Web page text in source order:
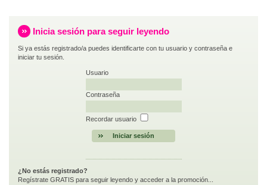
Inicia sesión para seguir leyendo
Si ya estás registrado/a puedes identificarte con tu usuario y contraseña e
iniciar tu sesión.
Usuario
Contraseña
Recordar usuario
¿No estás registrado?
Regístrate GRATIS para seguir leyendo y acceder a la promoción...